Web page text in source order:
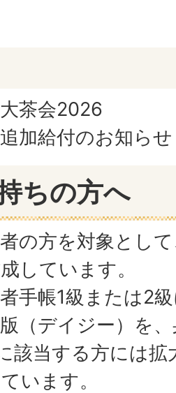
茶会2026
加給付のお知らせ
ちの方へ
の方を対象とし
しています。
手帳1級または2
（デイジー）を
該当する方には拡
います。